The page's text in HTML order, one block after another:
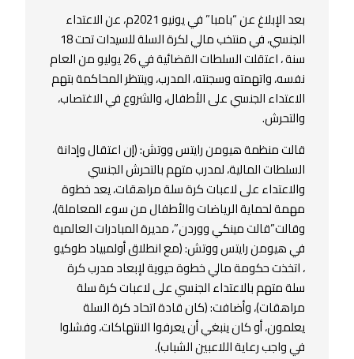
بعد الإبلاغ عن “بامبا” في يونيو 2021م، عن الاعتداء
الجنسي، في منتخب مالي لكرة السلة للسيدات تحت 18
سنة ، اعتقلت السلطات القضائية في 26 يوليو من العام
نفسه، واتهمته وسجنته، المدرب، وينتظر المحاكمة بتهم
الاعتداء الجنسي على الأطفال، والشروع في الاغتصاب،
والتحرش.
قالت منظمة هيومن رايتس ووتش: (إن اعتقال وإدانة
السلطات المالية، لمدرب متهم بالتحرش الجنسي
والاعتداء على لاعبات كرة سلة مراهقات، يعد خطوة
مهمة لحماية الرياضات والأطفال من سوء المعاملة)،
وقالت”قالت مينكي ووردن”، مديرة المبادرات العالمية
في هيومن رايتس ووتش: (مع انطلاق أولمبياد طوكيو
، اتخذت حكومة مالي خطوة حيوية لإبعاد مدرب كرة
سلة متهم بالاعتداء الجنسي على لاعبات كرة سلة
مراهقات)، وأضافت: (كان قادة اتحاد كرة السلة
يعلمون، أو كان ينبغي أن يعرفوا الانتهاكات، وفشلوا
في واجب رعاية اللاعبين الشباب).